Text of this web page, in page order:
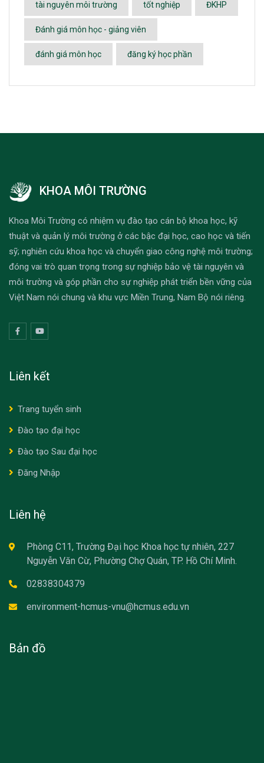
tài nguyên môi trường tốt nghiệp ĐKHP
Đánh giá môn học - giảng viên
đánh giá môn học đăng ký học phần
KHOA MÔI TRƯỜNG
Khoa Môi Trường có nhiệm vụ đào tạo cán bộ khoa học, kỹ
thuật và quản lý môi trường ở các bậc đại học, cao học và tiến
sỹ; nghiên cứu khoa học và chuyển giao công nghệ môi trường;
đóng vai trò quan trọng trong sự nghiệp bảo vệ tài nguyên và
môi trường và góp phần cho sự nghiệp phát triển bền vững của
Việt Nam nói chung và khu vực Miền Trung, Nam Bộ nói riêng.
Liên kết
Trang tuyển sinh
Đào tạo đại học
Đào tạo Sau đại học
Đăng Nhập
Liên hệ
Phòng C11, Trường Đại học Khoa học tự nhiên, 227
Nguyễn Văn Cừ, Phường Chợ Quán, TP. Hồ Chí Minh.
02838304379
environment-hcmus-vnu@hcmus.edu.vn
Bản đồ